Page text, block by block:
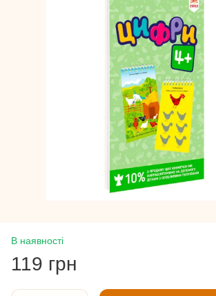
В наявності
119 грн